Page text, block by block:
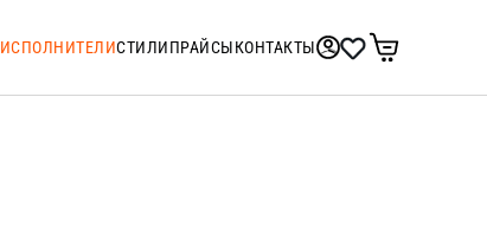
ИСПОЛНИТЕЛИСТИЛИПРАЙСЫКОНТАКТЫ